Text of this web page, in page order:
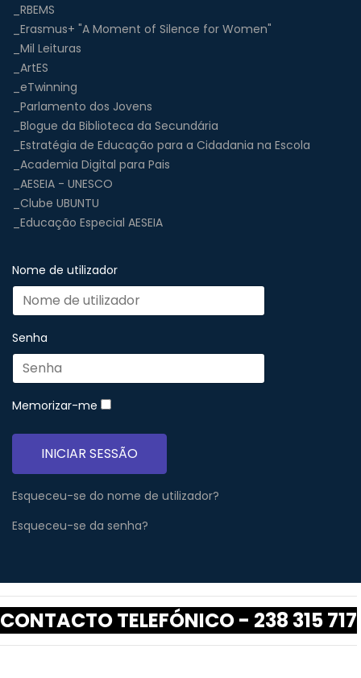
_RBEMS
_Erasmus+ "A Moment of Silence for Women"
_Mil Leituras
_ArtES
_eTwinning
_Parlamento dos Jovens
_Blogue da Biblioteca da Secundária
_Estratégia de Educação para a Cidadania na Escola
_Academia Digital para Pais
_AESEIA - UNESCO
_Clube UBUNTU
_Educação Especial AESEIA
Nome de utilizador
Senha
Memorizar-me
INICIAR SESSÃO
Esqueceu-se do nome de utilizador?
Esqueceu-se da senha?
CONTACTO TELEFÓNICO - 238 315 717